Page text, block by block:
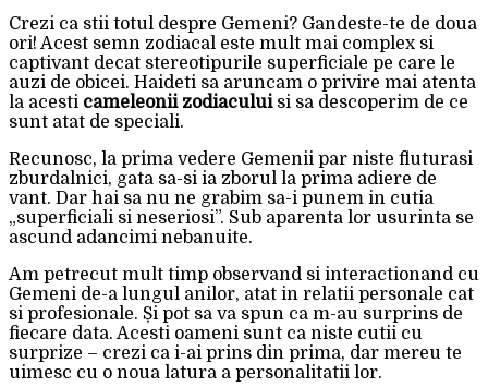
Crezi ca stii totul despre Gemeni? Gandeste-te de doua
ori! Acest semn zodiacal este mult mai complex si
captivant decat stereotipurile superficiale pe care le
auzi de obicei. Haideti sa aruncam o privire mai atenta
la acesti cameleonii zodiaculuisi sa descoperim de ce
sunt atat de speciali.
Recunosc, la prima vedere Gemenii par niste fluturasi
zburdalnici, gata sa-si ia zborul la prima adiere de
vant. Dar hai sa nu ne grabim sa-i punem in cutia
„superficiali si neseriosi”. Sub aparenta lor usurinta se
ascund adancimi nebanuite.
Am petrecut mult timp observand si interactionand cu
Gemeni de-a lungul anilor, atat in relatii personale cat
si profesionale. Și pot sa va spun ca m-au surprins de
fiecare data. Acesti oameni sunt ca niste cutii cu
surprize – crezi ca i-ai prins din prima, dar mereu te
uimesc cu o noua latura a personalitatii lor.